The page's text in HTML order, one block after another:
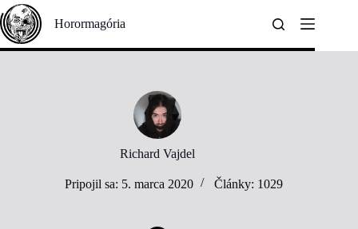
Skip
to
content
Horormagória
Richard Vajdel
Pripojil sa: 5. marca 2020 Články: 1029